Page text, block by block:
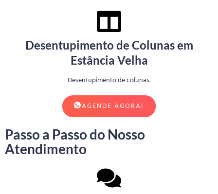
Desentupimento de Colunas em
Estância Velha
Desentupimento de colunas.
AGENDE AGORA!
Passo a Passo do Nosso
Atendimento